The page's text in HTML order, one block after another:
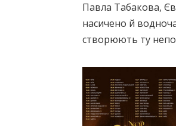
Павла Табакова,
насичено й
створюють ту